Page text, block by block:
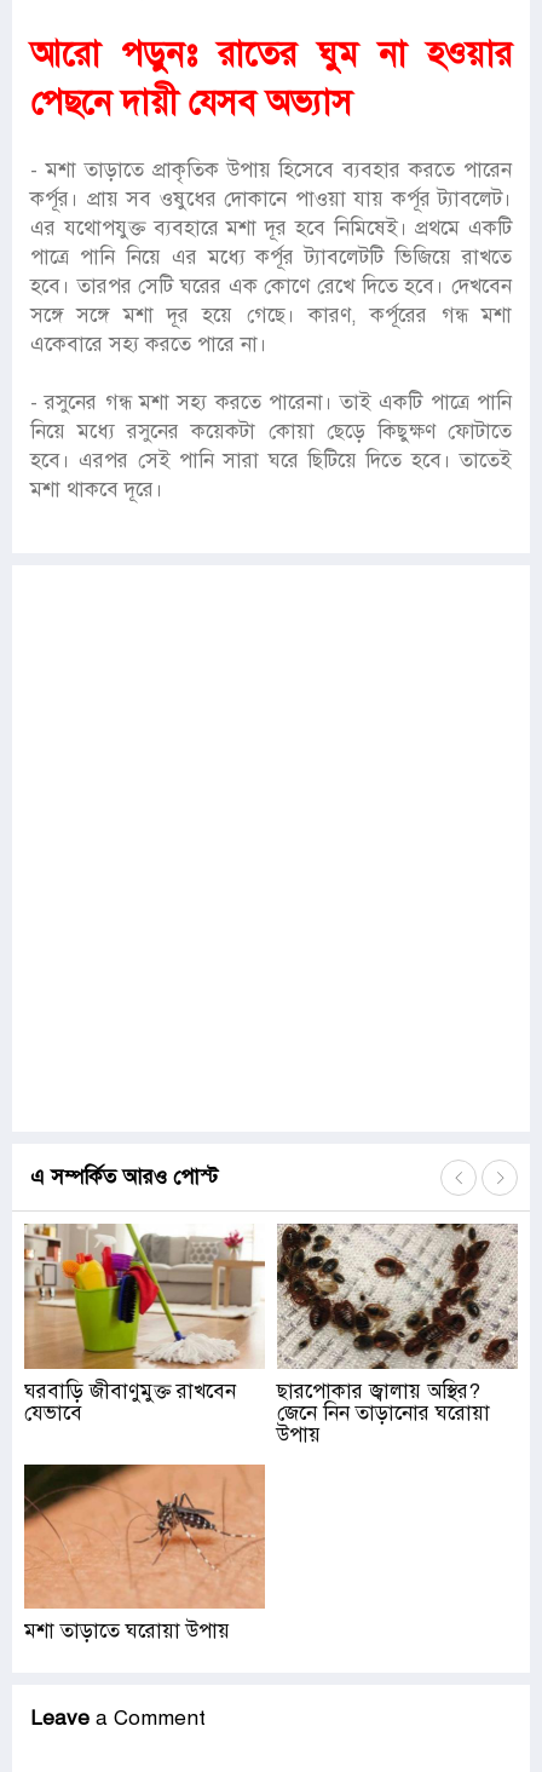
আরো পড়ুনঃরাতের ঘুম না হওয়ার
পেছনে দায়ী যেসব অভ্যাস
- মশা তাড়াতে প্রাকৃতিক উপায় হিসেবে ব্যবহার করতে পারেন
কর্পূর। প্রায় সব ওষুধের দোকানে পাওয়া যায় কর্পূর ট্যাবলেট।
এর যথোপযুক্ত ব্যবহারে মশা দূর হবে নিমিষেই। প্রথমে একটি
পাত্রে পানি নিয়ে এর মধ্যে কর্পূর ট্যাবলেটটি ভিজিয়ে রাখতে
হবে। তারপর সেটি ঘরের এক কোণে রেখে দিতে হবে। দেখবেন
সঙ্গে সঙ্গে মশা দূর হয়ে গেছে। কারণ, কর্পূরের গন্ধ মশা
একেবারে সহ্য করতে পারে না।
- রসুনের গন্ধ মশা সহ্য করতে পারেনা। তাই একটি পাত্রে পানি
নিয়ে মধ্যে রসুনের কয়েকটা কোয়া ছেড়ে কিছুক্ষণ ফোটাতে
হবে। এরপর সেই পানি সারা ঘরে ছিটিয়ে দিতে হবে। তাতেই
মশা থাকবে দূরে।
এ সম্পর্কিত আরও পোস্ট
ঘরবাড়ি জীবাণুমুক্ত রাখবেন
যেভাবে
ছারপোকার জ্বালায় অস্থির?
জেনে নিন তাড়ানোর ঘরোয়া
উপায়
মশা তাড়াতে ঘরোয়া উপায়
Leave a Comment